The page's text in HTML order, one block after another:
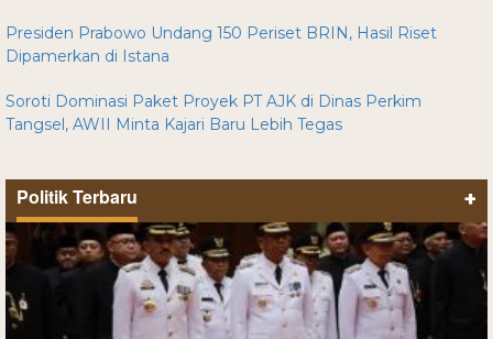
Presiden Prabowo Undang 150 Periset BRIN, Hasil Riset
Dipamerkan di Istana
Soroti Dominasi Paket Proyek PT AJK di Dinas Perkim
Tangsel, AWII Minta Kajari Baru Lebih Tegas
Politik Terbaru +